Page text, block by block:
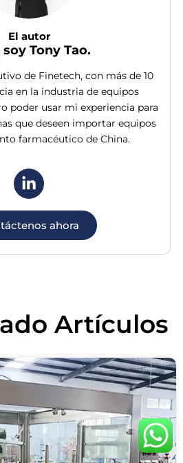
El autor
soy Tony Tao.
de Finetech, con más de 10
en la industria de equipos
poder usar mi experiencia para
que deseen importar equipos
farmacéutico de China.
ahora
Artículos